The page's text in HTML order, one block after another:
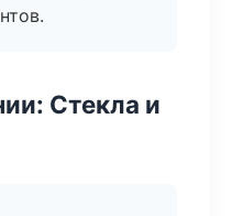
Стекла и